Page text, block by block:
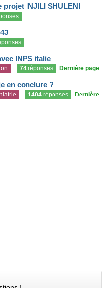
projet INJILI SHULENI
INPS italie
74 réponses Dernière page
en conclure ?
1404 réponses
Dernière